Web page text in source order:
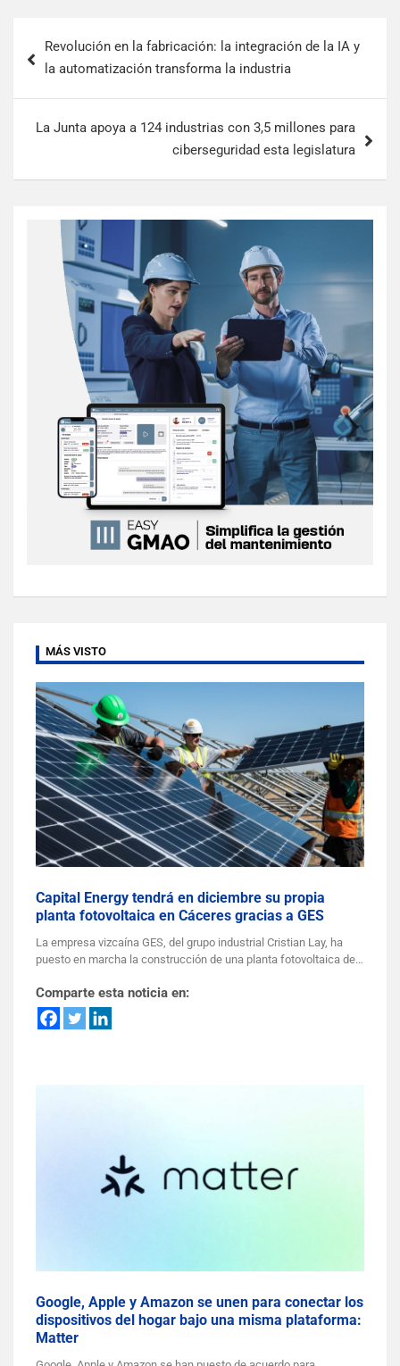
Revolución en la fabricación: la integración de la IA y
la automatización transforma la industria
La Junta apoya a 124 industrias con 3,5 millones para
ciberseguridad esta legislatura
MÁS VISTO
Capital Energy tendrá en diciembre su propia
planta fotovoltaica en Cáceres gracias a GES
La empresa vizcaína GES, del grupo industrial Cristian Lay, ha
puesto en marcha la construcción de una planta fotovoltaica de…
Comparte esta noticia en:
Google, Apple y Amazon se unen para conectar los
dispositivos del hogar bajo una misma plataforma:
Matter